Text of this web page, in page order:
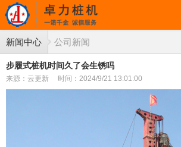
新闻中心 公司新闻
步履式桩机时间久了会生锈吗
来源：云更新 时间：2024/9/21 13:01:00